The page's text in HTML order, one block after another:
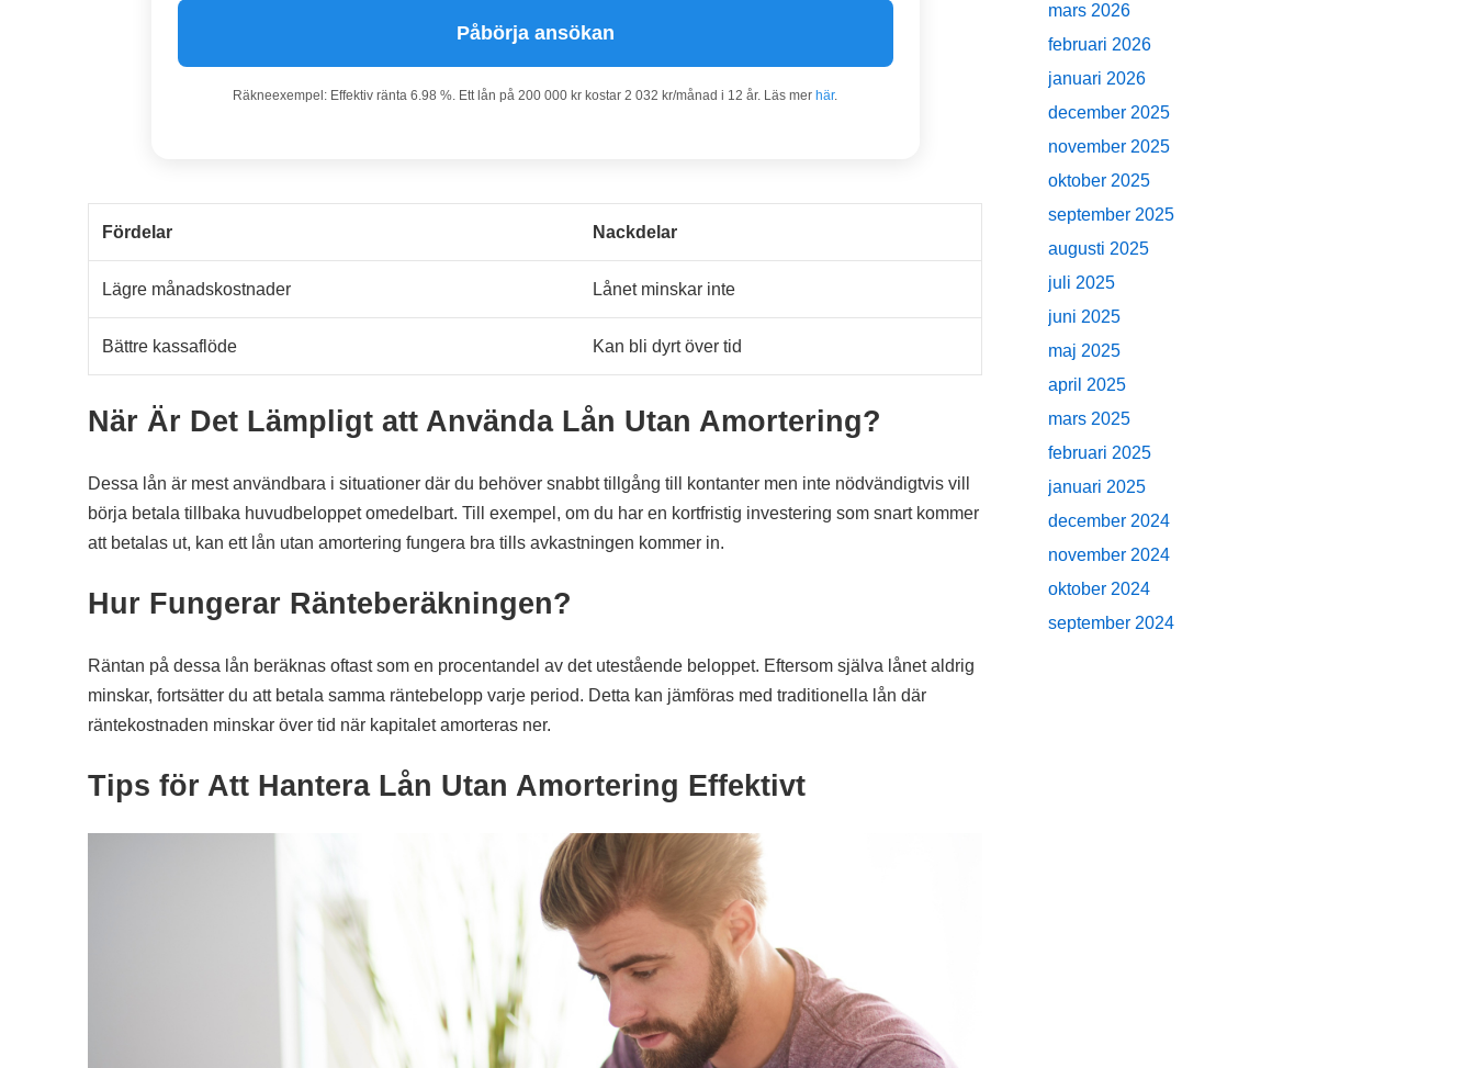
Påbörja ansökan
Räkneexempel: Effektiv ränta 6.98 %. Ett lån på 200 000 kr kostar 2 032 kr/månad i 12 år. Läs mer här.
Fördelar Nackdelar
Lägre månadskostnader Lånet minskar inte
Bättre kassaflöde Kan bli dyrt över tid
När Är Det Lämpligt att Använda Lån Utan Amortering?
Dessa lån är mest användbara i situationer där du behöver snabbt tillgång till kontanter men inte nödvändigtvis vill
börja betala tillbaka huvudbeloppet omedelbart. Till exempel, om du har en kortfristig investering som snart kommer
att betalas ut, kan ett lån utan amortering fungera bra tills avkastningen kommer in.
Hur Fungerar Ränteberäkningen?
Räntan på dessa lån beräknas oftast som en procentandel av det utestående beloppet. Eftersom själva lånet aldrig
minskar, fortsätter du att betala samma räntebelopp varje period. Detta kan jämföras med traditionella lån där
räntekostnaden minskar över tid när kapitalet amorteras ner.
Tips för Att Hantera Lån Utan Amortering Effektivt
mars 2026
februari 2026
januari 2026
december 2025
november 2025
oktober 2025
september 2025
augusti 2025
juli 2025
juni 2025
maj 2025
april 2025
mars 2025
februari 2025
januari 2025
december 2024
november 2024
oktober 2024
september 2024